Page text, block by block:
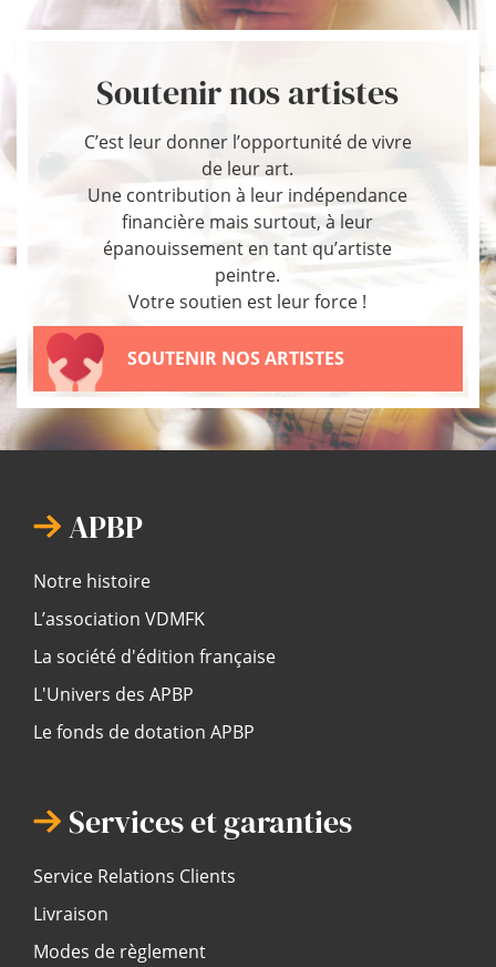
Soutenir nos artistes
C’est leur donner l’opportunité de vivre
de leur art.
Une contribution à leur indépendance
financière mais surtout, à leur
épanouissement en tant qu’artiste
peintre.
Votre soutien est leur force !
SOUTENIR NOS ARTISTES
APBP
Notre histoire
L’association VDMFK
La société d'édition française
L'Univers des APBP
Le fonds de dotation APBP
Services et garanties
Service Relations Clients
Livraison
Modes de règlement